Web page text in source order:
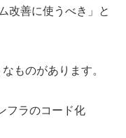
改善に使うべき」と
ものがあります。
フラのコード化